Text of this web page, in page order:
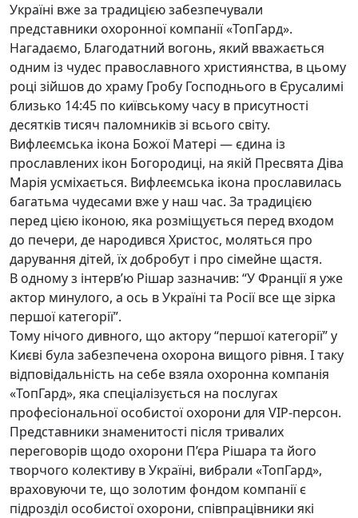
Україні вже за традицією забезпечували
представники охоронної компанії «ТопГард».
Нагадаємо, Благодатний вогонь, який вважається
одним із чудес православного християнства, в цьому
році зійшов до храму Гробу Господнього в Єрусалимі
близько 14:45 по київському часу в присутності
десятків тисяч паломників зі всього світу.
Вифлеємська ікона Божої Матері — єдина із
прославлених ікон Богородиці, на якій Пресвята Діва
Марія усміхається. Вифлеємська ікона прославилась
багатьма чудесами вже у наш час. За традицією
перед цією іконою, яка розміщується перед входом
до печери, де народився Христос, моляться про
дарування дітей, їх добробут і про сімейне щастя.
В одному з інтерв’ю Рішар зазначив: “У Франції я уже
актор минулого, а ось в Україні та Росії все ще зірка
першої категорії”.
Тому нічого дивного, що актору “першої категорії” у
Києві була забезпечена охорона вищого рівня. І таку
відповідальність на себе взяла охоронна компанія
«ТопГард», яка спеціалізується на послугах
професіональної особистої охорони для VIP-персон.
Представники знаменитості після тривалих
переговорів щодо охорони П’єра Рішара та його
творчого колективу в Україні, вибрали «ТопГард»,
враховуючи те, що золотим фондом компанії є
підрозділ особистої охорони, співпрацівники які